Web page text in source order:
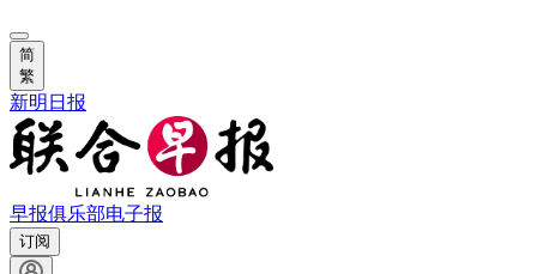
简
繁
新明日报
早报俱乐部电子报
订阅